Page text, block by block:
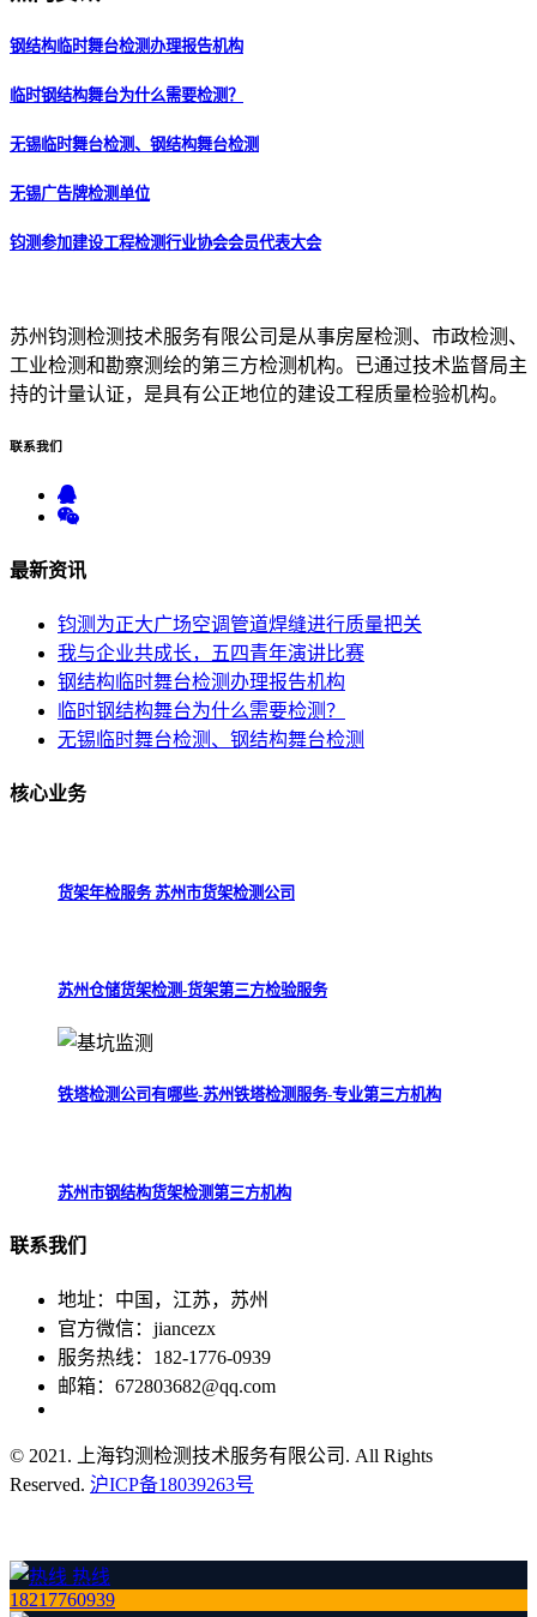
钢结构临时舞台检测办理报告机构
临时钢结构舞台为什么需要检测？
无锡临时舞台检测、钢结构舞台检测
无锡广告牌检测单位
钧测参加建设工程检测行业协会会员代表大会
苏州钧测检测技术服务有限公司是从事房屋检测、市政检测、
工业检测和勘察测绘的第三方检测机构。已通过技术监督局主
持的计量认证，是具有公正地位的建设工程质量检验机构。
联系我们
最新资讯
钧测为正大广场空调管道焊缝进行质量把关
我与企业共成长，五四青年演讲比赛
钢结构临时舞台检测办理报告机构
临时钢结构舞台为什么需要检测？
无锡临时舞台检测、钢结构舞台检测
核心业务
货架年检服务 苏州市货架检测公司
苏州仓储货架检测-货架第三方检验服务
铁塔检测公司有哪些-苏州铁塔检测服务-专业第三方机构
苏州市钢结构货架检测第三方机构
联系我们
地址：中国，江苏，苏州
官方微信：jiancezx
服务热线：182-1776-0939
邮箱：672803682@qq.com
© 2021. 上海钧测检测技术服务有限公司. All Rights
Reserved. 沪ICP备18039263号
热线
18217760939